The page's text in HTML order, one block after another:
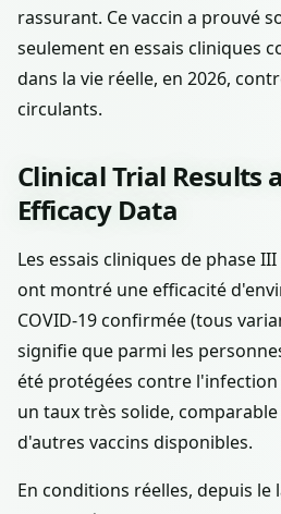
rassurant. Ce vaccin a prouvé
seulement en essais cliniques
dans la vie réelle, en 2026,
circulants.
Clinical Trial Results
Efficacy Data
Les essais cliniques de phase
ont montré une efficacité
COVID-19 confirmée (tous
signifie que parmi les
été protégées contre
un taux très solide,
d'autres vaccins disponibles.
En conditions réelles, depuis le